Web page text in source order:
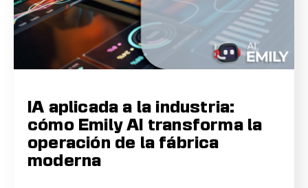
IA aplicada a la industria:
cómo Emily AI transforma la
operación de la fábrica
moderna